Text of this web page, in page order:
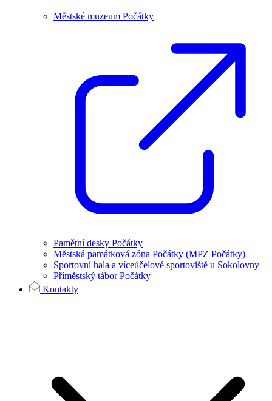
Městské muzeum Počátky
Pamětní desky Počátky
Městská památková zóna Počátky (MPZ Počátky)
Sportovní hala a víceúčelové sportoviště u Sokolovny
Příměstský tábor Počátky
Kontakty